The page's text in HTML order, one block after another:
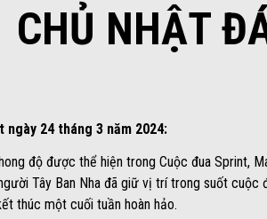
CHỦ NHẬT
ngày 24 tháng 3 năm 2024:
độ được thể hiện trong Cuộc đua Sprint,
Tây Ban Nha đã giữ vị trí trong suốt
thúc một cuối tuần hoàn hảo.